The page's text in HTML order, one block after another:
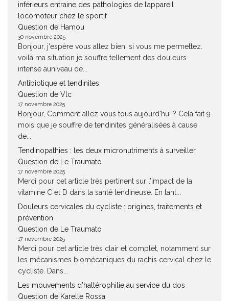
inférieurs entraine des pathologies de l’appareil
locomoteur chez le sportif
Question de Hamou
30 novembre 2025
Bonjour, j'espère vous allez bien. si vous me permettez.
voilà ma situation je souffre tellement des douleurs
intense auniveau de...
Antibiotique et tendinites
Question de Vlc
17 novembre 2025
Bonjour, Comment allez vous tous aujourd'hui ? Cela fait 9
mois que je souffre de tendinites généralisées à cause
de...
Tendinopathies : les deux micronutriments à surveiller
Question de Le Traumato
17 novembre 2025
Merci pour cet article très pertinent sur l’impact de la
vitamine C et D dans la santé tendineuse. En tant...
Douleurs cervicales du cycliste : origines, traitements et
prévention
Question de Le Traumato
17 novembre 2025
Merci pour cet article très clair et complet, notamment sur
les mécanismes biomécaniques du rachis cervical chez le
cycliste. Dans...
Les mouvements d’haltérophilie au service du dos
Question de Karelle Rossa